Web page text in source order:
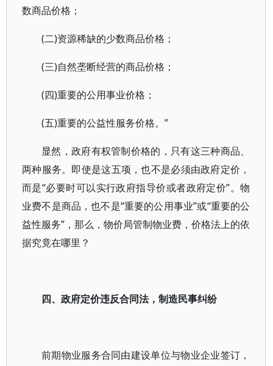
数商品价格；
(二)资源稀缺的少数商品价格；
(三)自然垄断经营的商品价格；
(四)重要的公用事业价格；
(五)重要的公益性服务价格。”
显然，政府有权管制价格的，只有这三种商品、
两种服务。即使是这五项，也不是必须由政府定价，
而是“必要时可以实行政府指导价或者政府定价”。物
业费不是商品，也不是“重要的公用事业”或“重要的公
益性服务”，那么，物价局管制物业费，价格法上的依
据究竟在哪里？
四、政府定价违反合同法，制造民事纠纷
前期物业服务合同由建设单位与物业企业签订，